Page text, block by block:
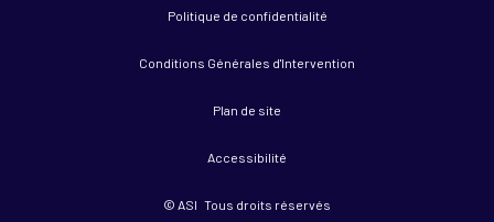
Politique de confidentialité
Conditions Générales d'Intervention
Plan de site
Accessibilité
© ASI Tous droits réservés